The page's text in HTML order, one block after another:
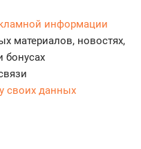
информации
материалов, новостях,
бонусах
своих данных